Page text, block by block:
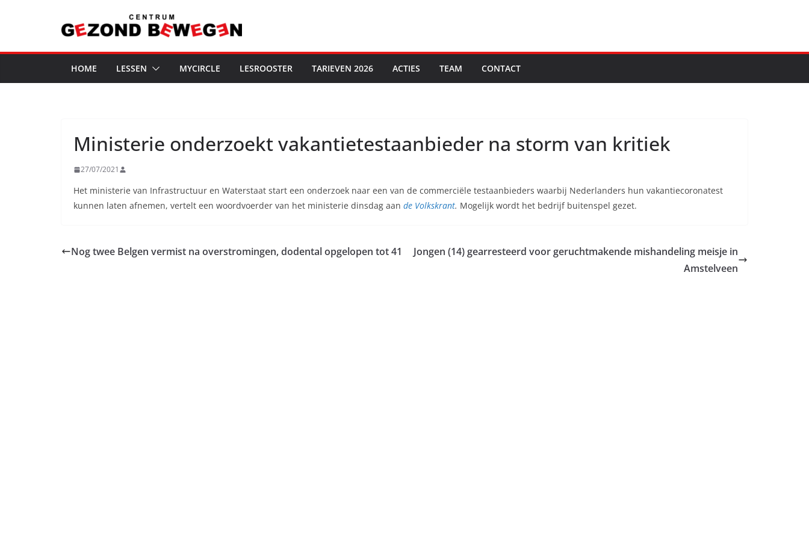
inhoud
HOME LESSEN MYCIRCLE LESROOSTER TARIEVEN 2026 ACTIES TEAM CONTACT
Ministerie onderzoekt vakantietestaanbieder na storm van kritiek
27/07/2021
Het ministerie van Infrastructuur en Waterstaat start een onderzoek naar een van de commerciële testaanbieders waarbij Nederlanders hun vakantiecoronatest
kunnen laten afnemen, vertelt een woordvoerder van het ministerie dinsdag aan de Volkskrant. Mogelijk wordt het bedrijf buitenspel gezet.
Nog twee Belgen vermist na overstromingen, dodental opgelopen tot 41
Jongen (14) gearresteerd voor geruchtmakende mishandeling meisje in
Amstelveen